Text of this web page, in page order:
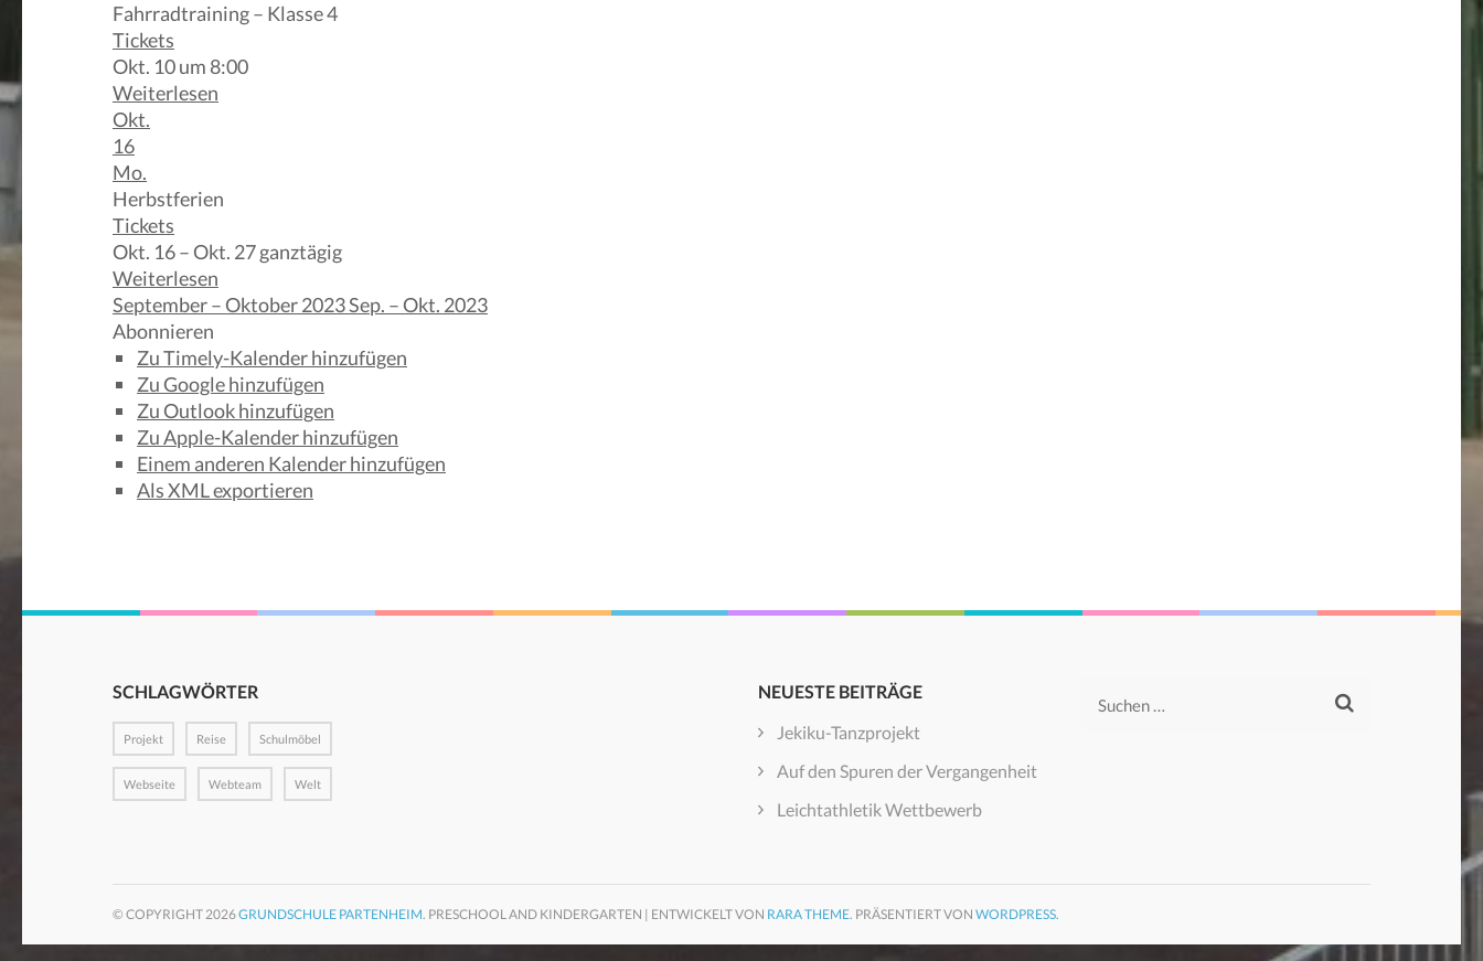
Fahrradtraining – Klasse 4
Tickets
Okt. 10 um 8:00
Weiterlesen
Okt.
16
Mo.
Herbstferien
Tickets
Okt. 16 – Okt. 27ganztägig
Weiterlesen
September – Oktober 2023Sep. – Okt. 2023
Abonnieren
Zu Timely-Kalender hinzufügen
Zu Google hinzufügen
Zu Outlook hinzufügen
Zu Apple-Kalender hinzufügen
Einem anderen Kalender hinzufügen
Als XML exportieren
SCHLAGWÖRTER
Projekt Reise Schulmöbel
Webseite Webteam Welt
NEUESTE BEITRÄGE
Jekiku-Tanzprojekt
Auf den Spuren der Vergangenheit
Leichtathletik Wettbewerb
Suchen
© COPYRIGHT 2026GRUNDSCHULE PARTENHEIM. PRESCHOOL AND KINDERGARTEN | ENTWICKELT VON RARA THEME. PRÄSENTIERT VON WORDPRESS.